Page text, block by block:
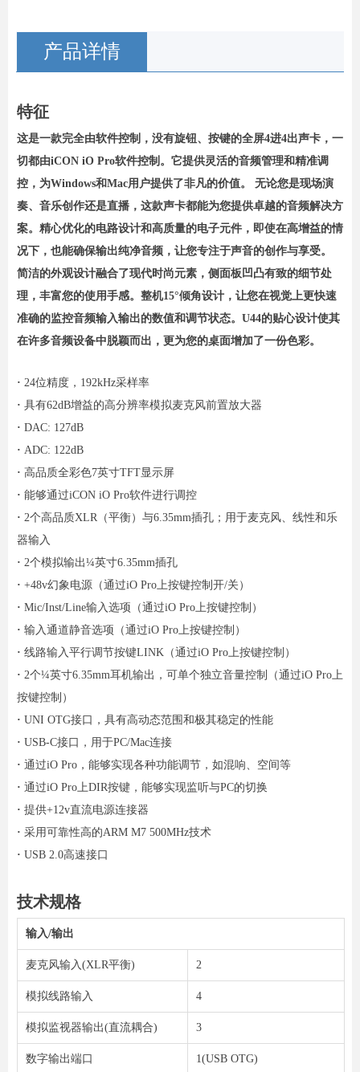
产品详情
特征
这是一款完全由软件控制，没有旋钮、按键的全屏4进4出声卡，一
切都由iCON iO Pro软件控制。它提供灵活的音频管理和精准调
控，为Windows和Mac用户提供了非凡的价值。 无论您是现场演
奏、音乐创作还是直播，这款声卡都能为您提供卓越的音频解决方
案。精心优化的电路设计和高质量的电子元件，即使在高增益的情
况下，也能确保输出纯净音频，让您专注于声音的创作与享受。
简洁的外观设计融合了现代时尚元素，侧面板凹凸有致的细节处
理，丰富您的使用手感。整机15°倾角设计，让您在视觉上更快速
准确的监控音频输入输出的数值和调节状态。U44的贴心设计使其
在许多音频设备中脱颖而出，更为您的桌面增加了一份色彩。
· 24位精度，192kHz采样率
· 具有62dB增益的高分辨率模拟麦克风前置放大器
· DAC: 127dB
· ADC: 122dB
· 高品质全彩色7英寸TFT显示屏
· 能够通过iCON iO Pro软件进行调控
· 2个高品质XLR（平衡）与6.35mm插孔；用于麦克风、线性和乐
器输入
· 2个模拟输出¼英寸6.35mm插孔
· +48v幻象电源（通过iO Pro上按键控制开/关）
· Mic/Inst/Line输入选项（通过iO Pro上按键控制）
· 输入通道静音选项（通过iO Pro上按键控制）
· 线路输入平行调节按键LINK（通过iO Pro上按键控制）
· 2个¼英寸6.35mm耳机输出，可单个独立音量控制（通过iO Pro上
按键控制）
· UNI OTG接口，具有高动态范围和极其稳定的性能
· USB-C接口，用于PC/Mac连接
· 通过iO Pro，能够实现各种功能调节，如混响、空间等
· 通过iO Pro上DIR按键，能够实现监听与PC的切换
· 提供+12v直流电源连接器
· 采用可靠性高的ARM M7 500MHz技术
· USB 2.0高速接口
技术规格
输入/输出
麦克风输入(XLR平衡) 2
模拟线路输入 4
模拟监视器输出(直流耦合) 3
数字输出端口 1(USB OTG)